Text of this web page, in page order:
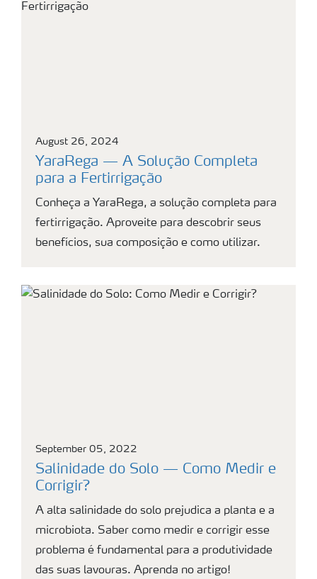
August 26, 2024
YaraRega — A Solução Completa
para a Fertirrigação
Conheça a YaraRega, a solução completa para
fertirrigação. Aproveite para descobrir seus
benefícios, sua composição e como utilizar.
September 05, 2022
Salinidade do Solo — Como Medir e
Corrigir?
A alta salinidade do solo prejudica a planta e a
microbiota. Saber como medir e corrigir esse
problema é fundamental para a produtividade
das suas lavouras. Aprenda no artigo!